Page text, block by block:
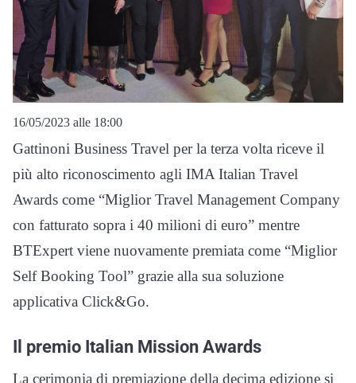
16/05/2023 alle 18:00
Gattinoni Business Travel per la terza volta riceve il
più alto riconoscimento agli IMA Italian Travel
Awards come “Miglior Travel Management Company
con fatturato sopra i 40 milioni di euro” mentre
BTExpert viene nuovamente premiata come “Miglior
Self Booking Tool” grazie alla sua soluzione
applicativa Click&Go.
Il premio Italian Mission Awards
La cerimonia di premiazione della decima edizione si